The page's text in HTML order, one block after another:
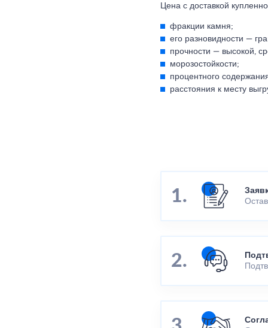
Цена с доставкой
фракции камня;
его разновидности —
прочности — высокой,
морозостойкости;
процентного
расстояния к месту